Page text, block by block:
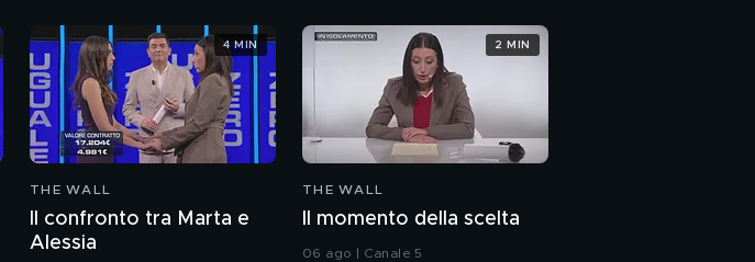
THE WALL
Il confronto tra Marta e
Alessia
4 MIN
THE WALL
Il momento della scelta
06 ago | Canale 5
2 MIN